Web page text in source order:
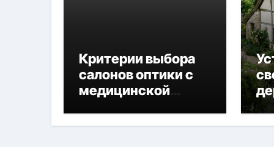
Критерии выбора
салонов оптики с
медицинской
диагностикой